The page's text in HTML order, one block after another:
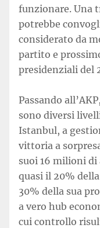
funzionare. Una
potrebbe
considerato da
partito e
presidenziali del
Passando
sono diversi
Istanbul, a
vittoria a
suoi 16 milioni
quasi il 20%
30% della sua
a vero hub
cui controllo